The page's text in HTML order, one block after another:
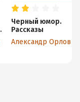
Черный юмор.
Рассказы
Александр Орлов